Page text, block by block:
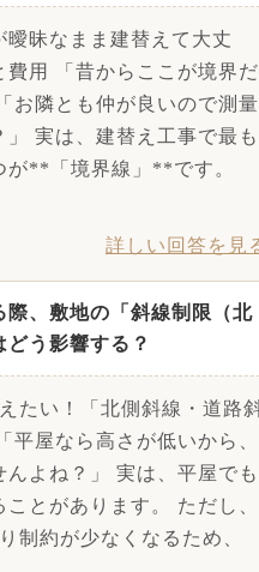
昧なまま建替えて大丈
費用 「昔からここが境界だ
お隣とも仲が良いので測量
実は、建替え工事で最も
が**「境界線」**です。
詳しい回答を見
際、敷地の「斜線制限（北
う影響する？
たい！「北側斜線・道路
平屋なら高さが低いから、
よね？」 実は、平屋でも
とがあります。 ただし、
制約が少なくなるため、